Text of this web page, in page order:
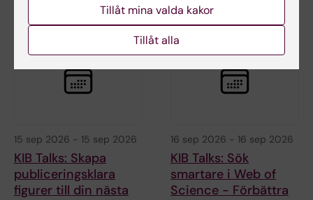
15 sep 2026 - 15 sep 2026
KIB Talks: Skapa
publiceringsklara
figurer till din nästa
16 sep 2026 - 16 sep 2026
KIB Talks: Sök
smartare i Web of
Science - Förbättra
Tillåt mina valda kakor
Tillåt alla